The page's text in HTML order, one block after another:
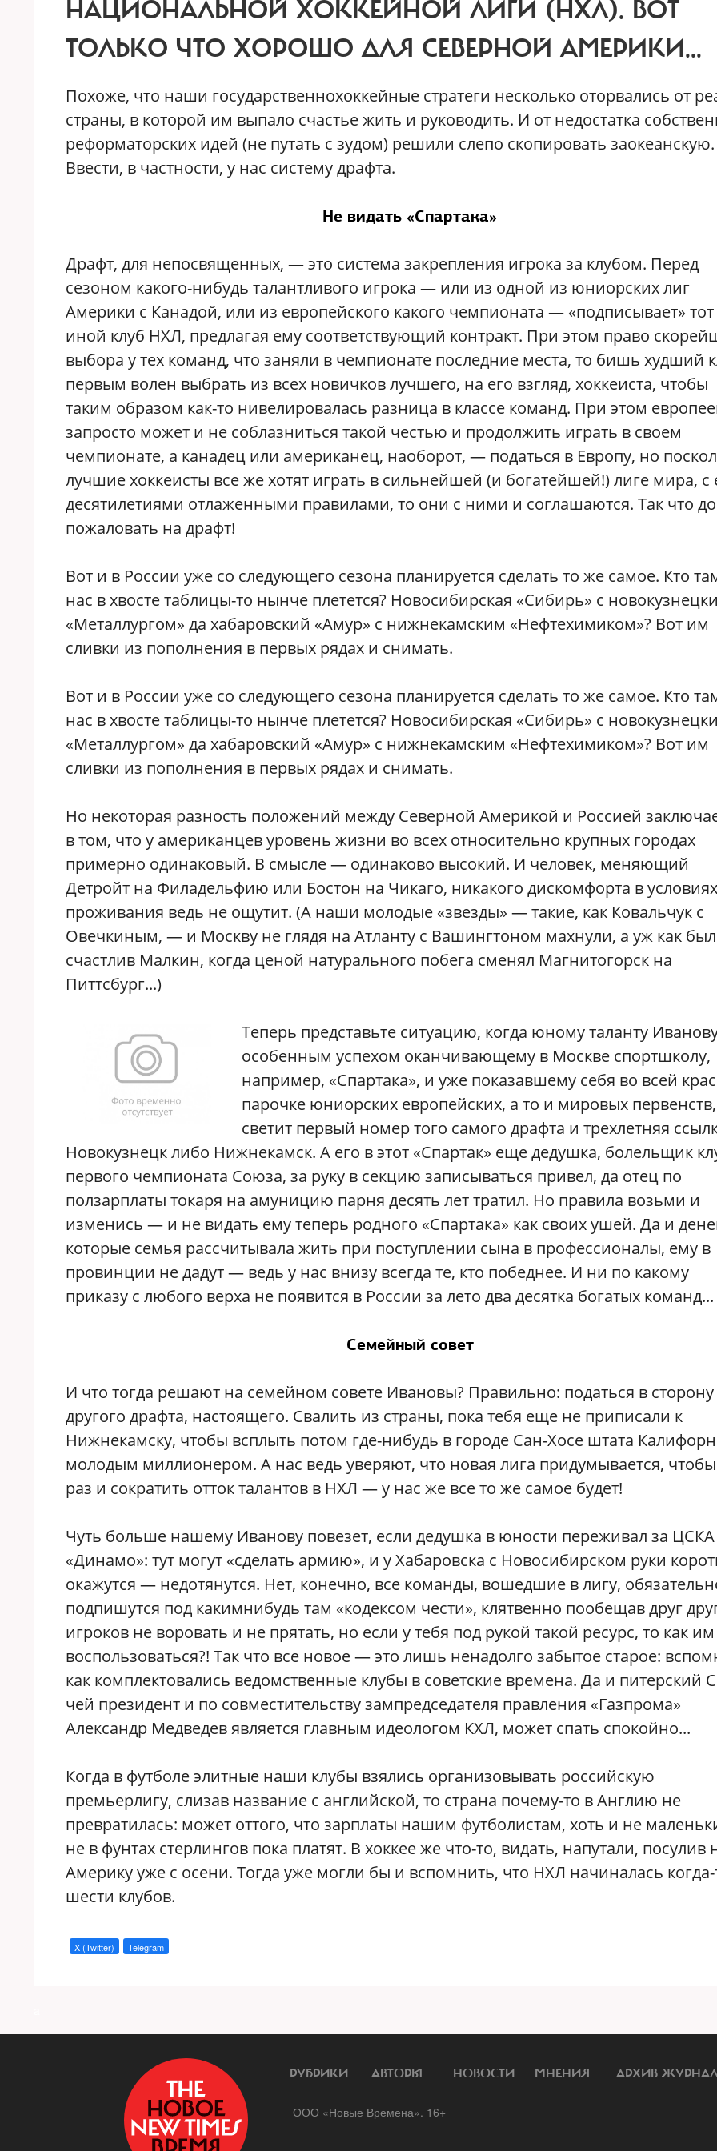
НАЦИОНАЛЬНОЙ ХОККЕЙНОЙ ЛИГИ (НХЛ). ВОТ
ТОЛЬКО ЧТО ХОРОШО ДЛЯ СЕВЕРНОЙ АМЕРИКИ...
Похоже, что наши государственнохоккейные стратеги несколько оторвались от
страны, в которой им выпало счастье жить и руководить. И от недостатка
реформаторских идей (не путать с зудом) решили слепо скопировать заокеанскую.
Ввести, в частности, у нас систему драфта.
Не видать «Спартака»
Драфт, для непосвященных, — это система закрепления игрока за клубом. Перед
сезоном какого-нибудь талантливого игрока — или из одной из юниорских лиг
Америки с Канадой, или из европейского какого чемпионата — «подписывает»
иной клуб НХЛ, предлагая ему соответствующий контракт. При этом право
выбора у тех команд, что заняли в чемпионате последние места, то бишь худший
первым волен выбрать из всех новичков лучшего, на его взгляд, хоккеиста, чтобы
таким образом как-то нивелировалась разница в классе команд. При этом
запросто может и не соблазниться такой честью и продолжить играть в своем
чемпионате, а канадец или американец, наоборот, — податься в Европу, но
лучшие хоккеисты все же хотят играть в сильнейшей (и богатейшей!) лиге мира, с
десятилетиями отлаженными правилами, то они с ними и соглашаются. Так что
пожаловать на драфт!
Вот и в России уже со следующего сезона планируется сделать то же самое. Кто
нас в хвосте таблицы-то нынче плетется? Новосибирская «Сибирь» с
«Металлургом» да хабаровский «Амур» с нижнекамским «Нефтехимиком»? Вот им
сливки из пополнения в первых рядах и снимать.
Вот и в России уже со следующего сезона планируется сделать то же самое. Кто
нас в хвосте таблицы-то нынче плетется? Новосибирская «Сибирь» с
«Металлургом» да хабаровский «Амур» с нижнекамским «Нефтехимиком»? Вот им
сливки из пополнения в первых рядах и снимать.
Но некоторая разность положений между Северной Америкой и Россией
в том, что у американцев уровень жизни во всех относительно крупных городах
примерно одинаковый. В смысле — одинаково высокий. И человек, меняющий
Детройт на Филадельфию или Бостон на Чикаго, никакого дискомфорта в условиях
проживания ведь не ощутит. (А наши молодые «звезды» — такие, как Ковальчук с
Овечкиным, — и Москву не глядя на Атланту с Вашингтоном махнули, а уж как был
счастлив Малкин, когда ценой натурального побега сменял Магнитогорск на
Питтсбург...)
Теперь представьте ситуацию, когда юному таланту
особенным успехом оканчивающему в Москве спортшколу,
например, «Спартака», и уже показавшему себя во всей
парочке юниорских европейских, а то и мировых первенств,
светит первый номер того самого драфта и трехлетняя
Новокузнецк либо Нижнекамск. А его в этот «Спартак» еще дедушка, болельщик
первого чемпионата Союза, за руку в секцию записываться привел, да отец по
ползарплаты токаря на амуницию парня десять лет тратил. Но правила возьми и
изменись — и не видать ему теперь родного «Спартака» как своих ушей. Да и
которые семья рассчитывала жить при поступлении сына в профессионалы, ему в
провинции не дадут — ведь у нас внизу всегда те, кто победнее. И ни по какому
приказу с любого верха не появится в России за лето два десятка богатых команд...
Семейный совет
И что тогда решают на семейном совете Ивановы? Правильно: податься в сторону
другого драфта, настоящего. Свалить из страны, пока тебя еще не приписали к
Нижнекамску, чтобы всплыть потом где-нибудь в городе Сан-Хосе штата
молодым миллионером. А нас ведь уверяют, что новая лига придумывается, чтобы
раз и сократить отток талантов в НХЛ — у нас же все то же самое будет!
Чуть больше нашему Иванову повезет, если дедушка в юности переживал за
«Динамо»: тут могут «сделать армию», и у Хабаровска с Новосибирском руки
окажутся — недотянутся. Нет, конечно, все команды, вошедшие в лигу,
подпишутся под какимнибудь там «кодексом чести», клятвенно пообещав друг
игроков не воровать и не прятать, но если у тебя под рукой такой ресурс, то как
воспользоваться?! Так что все новое — это лишь ненадолго забытое старое:
как комплектовались ведомственные клубы в советские времена. Да и питерский
чей президент и по совместительству зампредседателя правления «Газпрома»
Александр Медведев является главным идеологом КХЛ, может спать спокойно...
Когда в футболе элитные наши клубы взялись организовывать российскую
премьерлигу, слизав название с английской, то страна почему-то в Англию не
превратилась: может оттого, что зарплаты нашим футболистам, хоть и не
не в фунтах стерлингов пока платят. В хоккее же что-то, видать, напутали, посулив
Америку уже с осени. Тогда уже могли бы и вспомнить, что НХЛ начиналась когда-
шести клубов.
X (Twitter) Telegram
РУБРИКИ АВТОРЫ НОВОСТИ МНЕНИЯ АРХИВ
ООО «Новые Времена». 16+